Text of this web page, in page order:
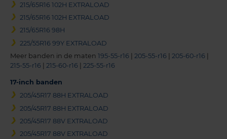
215/65R16 102H EXTRALOAD
215/65R16 102H EXTRALOAD
215/65R16 98H
225/55R16 99Y EXTRALOAD
Meer banden in de maten 195-55-r16 205-55-r16 205-60-r16
215-55-r16
215-60-r16 225-55-r16
17-inch banden
205/45R17 88H EXTRALOAD
205/45R17 88H EXTRALOAD
205/45R17 88V EXTRALOAD
205/45R17 88V EXTRALOAD